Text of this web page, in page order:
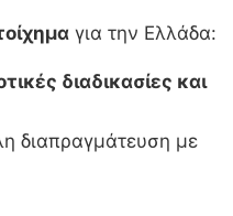
για την Ελλάδα:
διαδικασίες και
διαπραγμάτευση με